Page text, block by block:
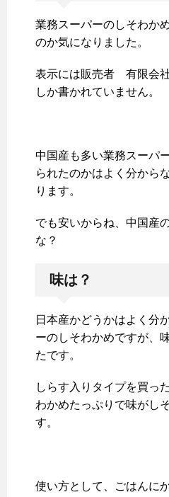
業務スーパーのしそわか
のか気になりました。
表示には販売者 有限会
しか書かれていません。
中国産も多い業務スーパ
られたのかはよく分から
ります。
でも安いからね、中国産
な？
味は？
日本産かどうかはよく分
ーのしそわかめですが、
たです。
しらす入りタイプを買っ
わかめたっぷりで味がし
す。
使い方として、ごはんに